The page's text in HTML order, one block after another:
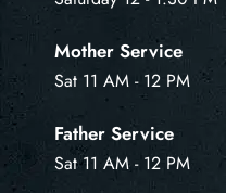
Mother Service
Sat 11 AM - 12 PM
Father Service
Sat 11 AM - 12 PM